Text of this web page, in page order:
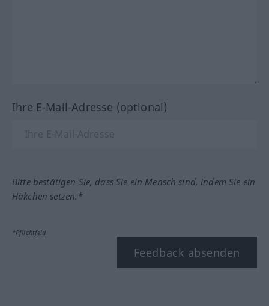
Ihre E-Mail-Adresse (optional)
Bitte bestätigen Sie, dass Sie ein Mensch sind, indem Sie ein
Häkchen setzen.*
*Pflichtfeld
Feedback absenden